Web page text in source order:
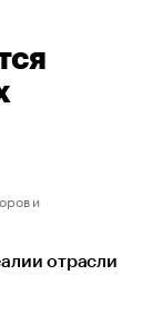
и
отрасли